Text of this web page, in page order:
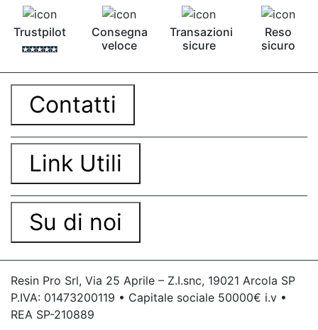
Trustpilot
Consegna
veloce
Transazioni
sicure
Reso
sicuro
Contatti
Link Utili
Su di noi
Resin Pro Srl, Via 25 Aprile – Z.I.snc, 19021 Arcola SP
P.IVA: 01473200119 • Capitale sociale 50000€ i.v •
REA SP-210889